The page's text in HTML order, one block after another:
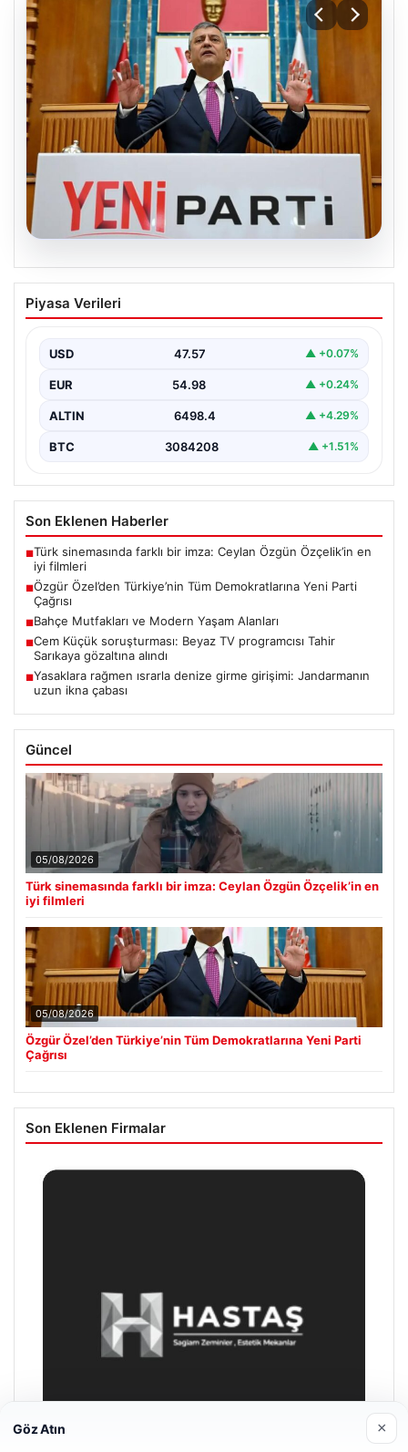
Özgür Özel’den Türkiye’nin Tüm
Demokratlarına Yeni Parti Çağrısı
Meclis’te gerçekleştirdiği ilk grup toplantısında önemli
açıklamalarda…
Piyasa Verileri
USD 47.57 ▲ +0.07%
EUR 54.98 ▲ +0.24%
ALTIN 6498.4 ▲ +4.29%
BTC 3084208 ▲ +1.51%
Son Eklenen Haberler
■Türk sinemasında farklı bir imza: Ceylan Özgün Özçelik’in en
iyi filmleri
■Özgür Özel’den Türkiye’nin Tüm Demokratlarına Yeni Parti
Çağrısı
■Bahçe Mutfakları ve Modern Yaşam Alanları
■Cem Küçük soruşturması: Beyaz TV programcısı Tahir
Sarıkaya gözaltına alındı
■Yasaklara rağmen ısrarla denize girme girişimi: Jandarmanın
uzun ikna çabası
Güncel
05/08/2026
Türk sinemasında farklı bir imza: Ceylan Özgün Özçelik’in en
iyi filmleri
05/08/2026
Özgür Özel’den Türkiye’nin Tüm Demokratlarına Yeni Parti
Çağrısı
Son Eklenen Firmalar
Göz Atın ×